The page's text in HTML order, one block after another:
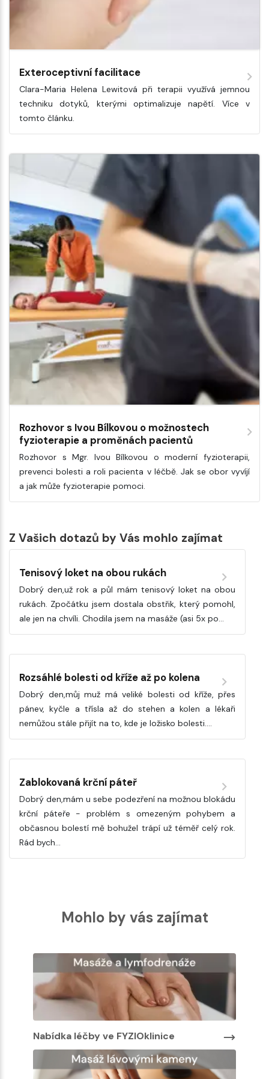
Exteroceptivní facilitace
Clara-Maria Helena Lewitová při terapii využívá jemnou
techniku dotyků, kterými optimalizuje napětí. Více v
tomto článku.
Rozhovor s Ivou Bílkovou o možnostech
fyzioterapie a proměnách pacientů
Rozhovor s Mgr. Ivou Bílkovou o moderní fyzioterapii,
prevenci bolesti a roli pacienta v léčbě. Jak se obor vyvíjí
a jak může fyzioterapie pomoci.
Z Vašich dotazů by Vás mohlo zajímat
Tenisový loket na obou rukách
Dobrý den,už rok a půl mám tenisový loket na obou
rukách. Zpočátku jsem dostala obstřik, který pomohl,
ale jen na chvíli. Chodila jsem na masáže (asi 5x po…
Rozsáhlé bolesti od kříže až po kolena
Dobrý den,můj muž má veliké bolesti od kříže, přes
pánev, kyčle a třísla až do stehen a kolen a lékaři
nemůžou stále přijít na to, kde je ložisko bolesti.…
Zablokovaná krční páteř
Dobrý den,mám u sebe podezření na možnou blokádu
krční páteře - problém s omezeným pohybem a
občasnou bolestí mě bohužel trápí už téměř celý rok.
Rád bych…
Mohlo by vás zajímat
Nabídka léčby ve FYZIOklinice